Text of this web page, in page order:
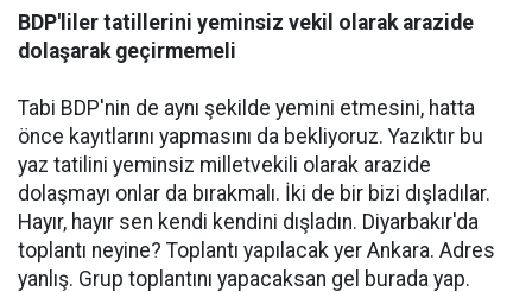
BDP'liler tatillerini yeminsiz vekil olarak arazide
dolaşarak geçirmemeli
Tabi BDP'nin de aynı şekilde yemini etmesini, hatta
önce kayıtlarını yapmasını da bekliyoruz. Yazıktır bu
yaz tatilini yeminsiz milletvekili olarak arazide
dolaşmayı onlar da bırakmalı. İki de bir bizi dışladılar.
Hayır, hayır sen kendi kendini dışladın. Diyarbakır'da
toplantı neyine? Toplantı yapılacak yer Ankara. Adres
yanlış. Grup toplantını yapacaksan gel burada yap.